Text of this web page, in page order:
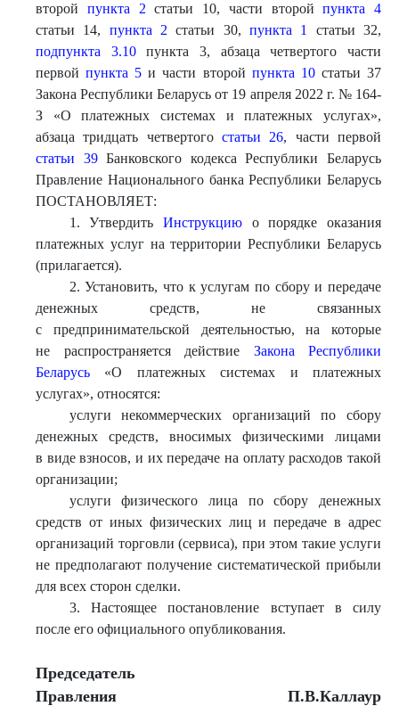
второй пункта 2 статьи 10, части второйпункта 4
статьи 14, пункта 2 статьи 30,пункта 1
статьи 32,
подпункта 3.10пункта 3, абзаца четвертого части
первойпункта 5 и части второй пункта 10статьи 37
Закона Республики Беларусь от 19 апреля 2022 г. № 164-
З «О платежных системах и платежных услугах»,
абзаца тридцать четвертого статьи 26, части первой
статьи 39Банковского кодекса Республики Беларусь
Правление Национального банка Республики Беларусь
ПОСТАНОВЛЯЕТ:
1. УтвердитьИнструкцию о порядке оказания
платежных услуг на территории Республики Беларусь
(прилагается).
2. Установить, что к услугам по сбору и передаче
денежных средств, не связанных
с предпринимательской деятельностью, на которые
не распространяется действие Закона Республики
Беларусь «О платежных системах и платежных
услугах», относятся:
услуги некоммерческих организаций по сбору
денежных средств, вносимых физическими лицами
в виде взносов, и их передаче на оплату расходов такой
организации;
услуги физического лица по сбору денежных
средств от иных физических лиц и передаче в адрес
организаций торговли (сервиса), при этом такие услуги
не предполагают получение систематической прибыли
для всех сторон сделки.
3. Настоящее постановление вступает в силу
после его официального опубликования.
Председатель
Правления
П.В.Каллаур